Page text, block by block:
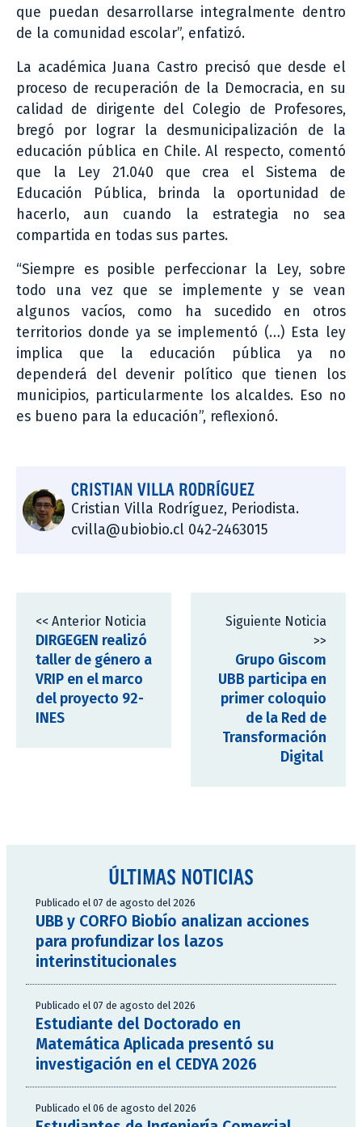
que puedan desarrollarse integralmente dentro
de la comunidad escolar”, enfatizó.
La académica Juana Castro precisó que desde el
proceso de recuperación de la Democracia, en su
calidad de dirigente del Colegio de Profesores,
bregó por lograr la desmunicipalización de la
educación pública en Chile. Al respecto, comentó
que la Ley 21.040 que crea el Sistema de
Educación Pública, brinda la oportunidad de
hacerlo, aun cuando la estrategia no sea
compartida en todas sus partes.
“Siempre es posible perfeccionar la Ley, sobre
todo una vez que se implemente y se vean
algunos vacíos, como ha sucedido en otros
territorios donde ya se implementó (…) Esta ley
implica que la educación pública ya no
dependerá del devenir político que tienen los
municipios, particularmente los alcaldes. Eso no
es bueno para la educación”, reflexionó.
CRISTIAN VILLA RODRÍGUEZ
Cristian Villa Rodríguez, Periodista.
cvilla@ubiobio.cl 042-2463015
<< Anterior Noticia
DIRGEGEN realizó
taller de género a
VRIP en el marco
del proyecto 92-
INES
Siguiente Noticia
>>
Grupo Giscom
UBB participa en
primer coloquio
de la Red de
Transformación
Digital
ÚLTIMAS NOTICIAS
Publicado el 07 de agosto del 2026
UBB y CORFO Biobío analizan acciones
para profundizar los lazos
interinstitucionales
Publicado el 07 de agosto del 2026
Estudiante del Doctorado en
Matemática Aplicada presentó su
investigación en el CEDYA 2026
Publicado el 06 de agosto del 2026